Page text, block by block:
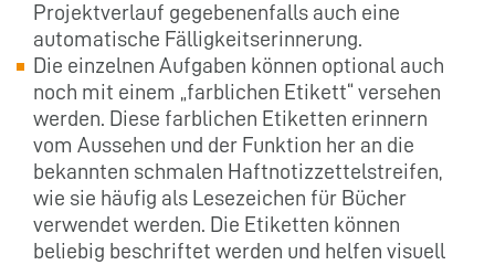
Projektverlauf gegebenenfalls auch eine
automatische Fälligkeitserinnerung.
Die einzelnen Aufgaben können optional auch
noch mit einem „farblichen Etikett“ versehen
werden. Diese farblichen Etiketten erinnern
vom Aussehen und der Funktion her an die
bekannten schmalen Haftnotizzettelstreifen,
wie sie häufig als Lesezeichen für Bücher
verwendet werden. Die Etiketten können
beliebig beschriftet werden und helfen visuell